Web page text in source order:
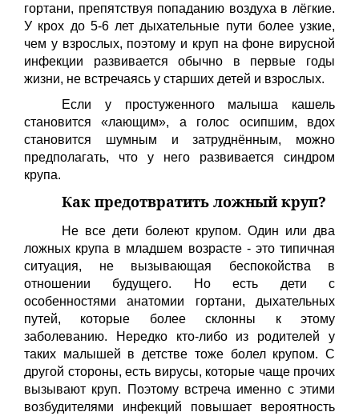
гортани, препятствуя попаданию воздуха в лёгкие.
У крох до 5-6 лет дыхательные пути более узкие,
чем у взрослых, поэтому и круп на фоне вирусной
инфекции развивается обычно в первые годы
жизни, не встречаясь у старших детей и взрослых.
Если у простуженного малыша кашель
становится «лающим», а голос осипшим, вдох
становится шумным и затруднённым, можно
предполагать, что у него развивается синдром
крупа.
Как предотвратить ложный круп?
Не все дети болеют крупом. Один или два
ложных крупа в младшем возрасте - это типичная
ситуация, не вызывающая беспокойства в
отношении будущего. Но есть дети с
особенностями анатомии гортани, дыхательных
путей, которые более склонны к этому
заболеванию. Нередко кто-либо из родителей у
таких малышей в детстве тоже болел крупом. С
другой стороны, есть вирусы, которые чаще прочих
вызывают круп. Поэтому встреча именно с этими
возбудителями инфекций повышает вероятность